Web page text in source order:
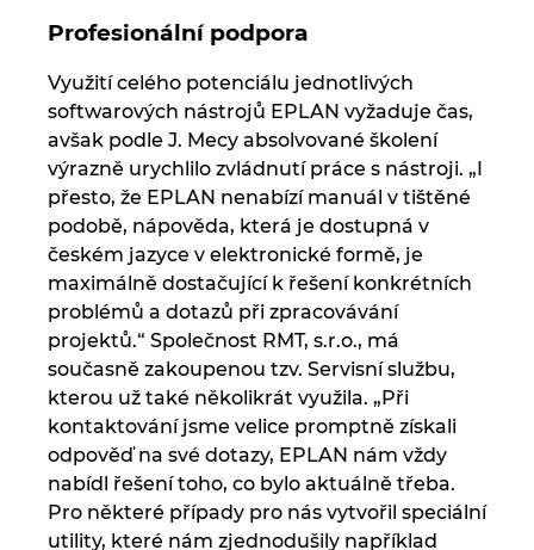
Profesionální podpora
Využití celého potenciálu jednotlivých
softwarových nástrojů EPLAN vyžaduje čas,
avšak podle J. Mecy absolvované školení
výrazně urychlilo zvládnutí práce s nástroji. „I
přesto, že EPLAN nenabízí manuál v tištěné
podobě, nápověda, která je dostupná v
českém jazyce v elektronické formě, je
maximálně dostačující k řešení konkrétních
problémů a dotazů při zpracovávání
projektů.“ Společnost RMT, s.r.o., má
současně zakoupenou tzv. Servisní službu,
kterou už také několikrát využila. „Při
kontaktování jsme velice promptně získali
odpověď na své dotazy, EPLAN nám vždy
nabídl řešení toho, co bylo aktuálně třeba.
Pro některé případy pro nás vytvořil speciální
utility, které nám zjednodušily například